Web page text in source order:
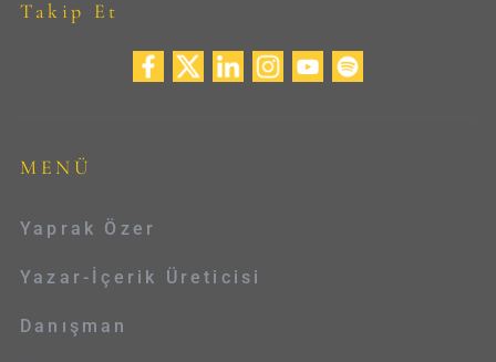
Takip Et
MENÜ
Yaprak Özer
Yazar-İçerik Üreticisi
Danışman